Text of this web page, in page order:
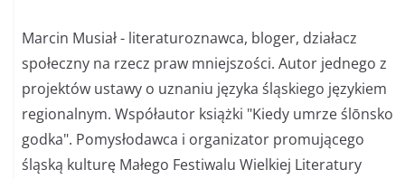
Marcin Musiał - literaturoznawca, bloger, działacz
społeczny na rzecz praw mniejszości. Autor jednego z
projektów ustawy o uznaniu języka śląskiego językiem
regionalnym. Współautor książki "Kiedy umrze ślōnsko
godka". Pomysłodawca i organizator promującego
śląską kulturę Małego Festiwalu Wielkiej Literatury